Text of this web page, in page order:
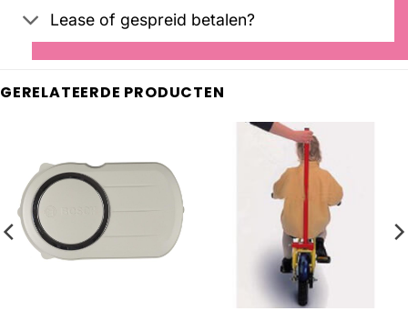
Lease of gespreid betalen?
GERELATEERDE PRODUCTEN